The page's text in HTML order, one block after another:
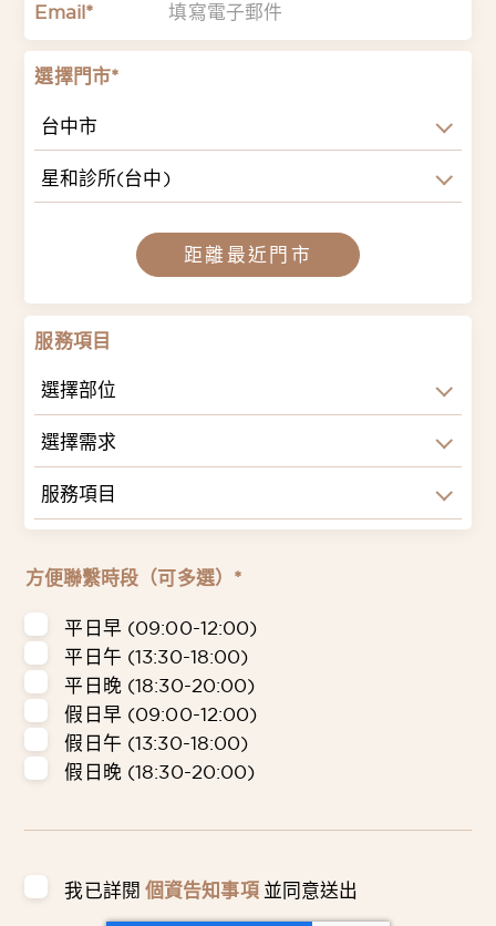
Email*
選擇門市*
台中市
星和診所(台中)
距離最近門市
服務項目
選擇部位
選擇需求
服務項目
方便聯繫時段（可多選）*
平日早 (09:00-12:00)
平日午 (13:30-18:00)
平日晚 (18:30-20:00)
假日早 (09:00-12:00)
假日午 (13:30-18:00)
假日晚 (18:30-20:00)
我已詳閱 個資告知事項 並同意送出